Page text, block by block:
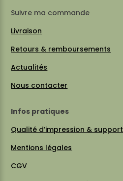
Suivre ma commande
Livraison
Retours & remboursements
Actualités
Nous contacter
Infos pratiques
Qualité d’impression & support
Mentions légales
CGV